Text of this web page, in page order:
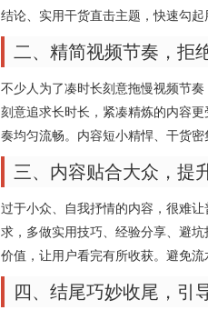
结论、实用干货直击主题，快速勾
二、精简视频节奏，拒
不少人为了凑时长刻意拖慢视频节
刻意追求长时长，紧凑精炼的内容
奏均匀流畅。内容短小精悍、干货
三、内容贴合大众，提
过于小众、自我抒情的内容，很难
求，多做实用技巧、经验分享、避
价值，让用户看完有所收获。避免
四、结尾巧妙收尾，引